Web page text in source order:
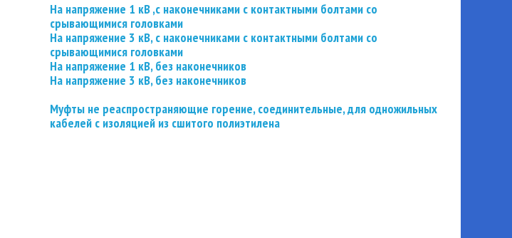
На напряжение 1 кВ ,с наконечниками с контактными болтами со
срывающимися головками
На напряжение 3 кВ, с наконечниками с контактными болтами со
срывающимися головками
На напряжение 1 кВ, без наконечников
На напряжение 3 кВ, без наконечников
Муфты не реаспространяющие горение, соединительные, для одножильных
кабелей с изоляцией из сшитого полиэтилена